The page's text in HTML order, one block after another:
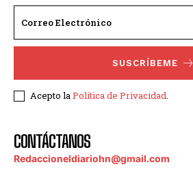
SUSCRÍBEME
Acepto laPolítica de Privacidad.
CONTÁCTANOS
Redaccioneldiariohn@gmail.com